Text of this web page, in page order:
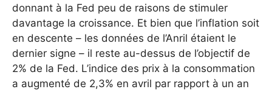
donnant à la Fed peu de raisons de stimuler
davantage la croissance. Et bien que l’inflation soit
en descente – les données de l’Anril étaient le
dernier signe – il reste au-dessus de l’objectif de
2% de la Fed. L’indice des prix à la consommation
a augmenté de 2,3% en avril par rapport à un an